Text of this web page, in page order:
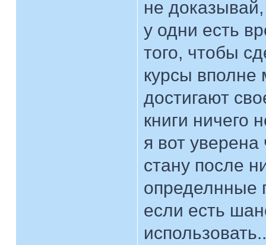
не
у одни есть
того, чтобы
курсы вполне
достигают
книги ничего
я вот
стану после
определнные
если есть